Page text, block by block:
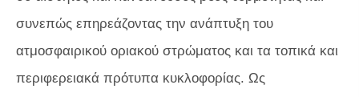
συνεπώς επηρεάζοντας την ανάπτυξη του
ατμοσφαιρικού οριακού στρώματος και τα τοπικά και
περιφερειακά πρότυπα κυκλοφορίας. Ως